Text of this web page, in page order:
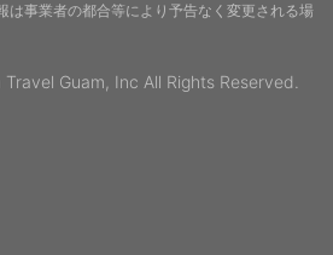
は事業者の都合等により予告なく変更される場
Guam, Inc All Rights Reserved.